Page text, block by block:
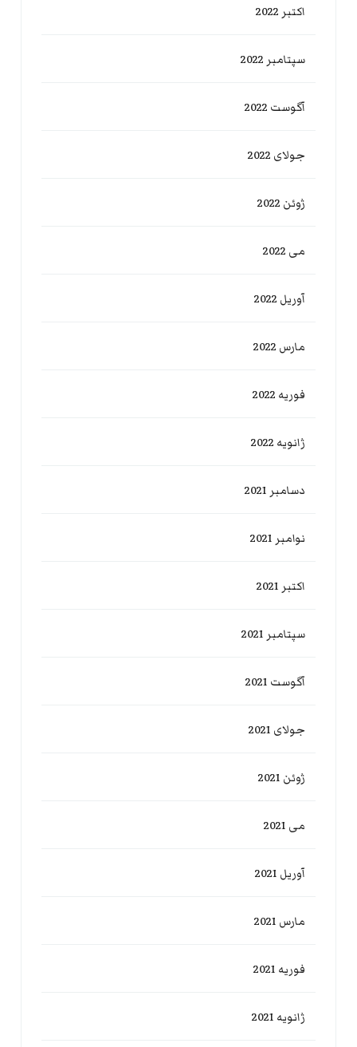
اکتبر 2022
سپتامبر 2022
آگوست 2022
جولای 2022
ژوئن 2022
می 2022
آوریل 2022
مارس 2022
فوریه 2022
ژانویه 2022
دسامبر 2021
نوامبر 2021
اکتبر 2021
سپتامبر 2021
آگوست 2021
جولای 2021
ژوئن 2021
می 2021
آوریل 2021
مارس 2021
فوریه 2021
ژانویه 2021